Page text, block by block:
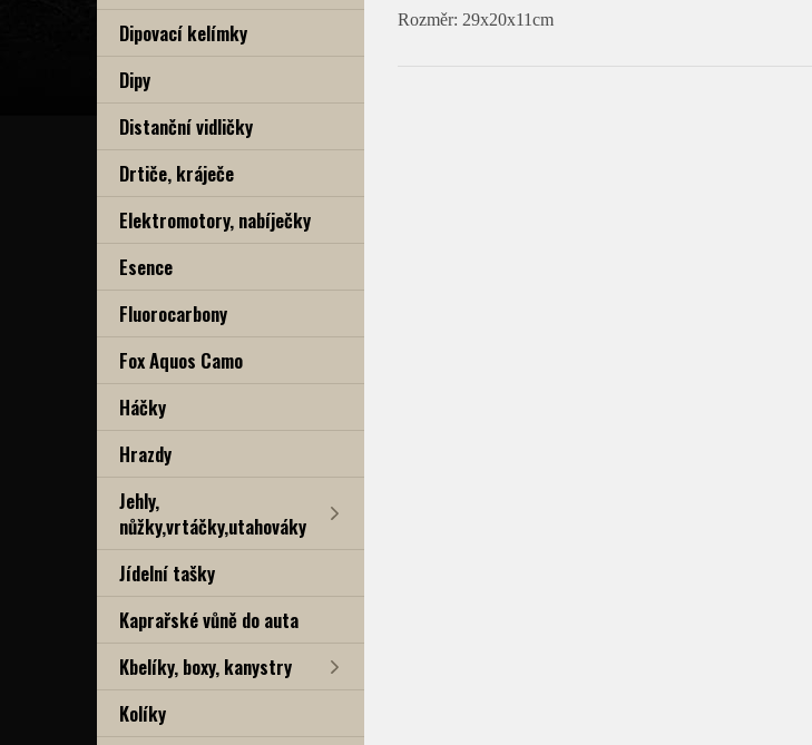
Dipovací kelímky
Dipy
Distanční vidličky
Drtiče, kráječe
Elektromotory, nabíječky
Esence
Fluorocarbony
Fox Aquos Camo
Háčky
Hrazdy
Jehly,
nůžky,vrtáčky,utahováky
Jídelní tašky
Kaprařské vůně do auta
Kbelíky, boxy, kanystry
Kolíky
Rozměr: 29x20x11cm